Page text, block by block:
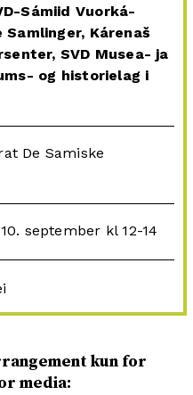
Sámiid Vuorká-
Samlinger, Kárenaš
SVD Musea- ja
og historielag i
De Samiske
september kl 12-14
kun for
media: